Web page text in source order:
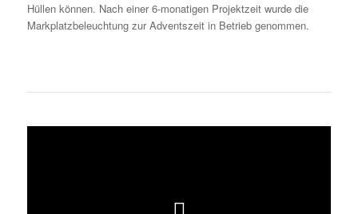
Hüllen können. Nach einer 6-monatigen Projektzeit wurde die
Markplatzbeleuchtung zur Adventszeit in Betrieb genommen.